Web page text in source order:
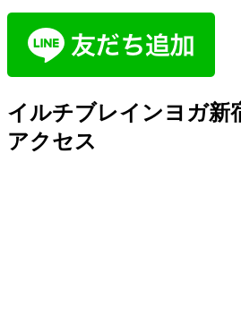
イルチブレインヨガ新
アクセス